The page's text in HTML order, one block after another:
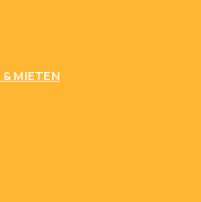
& MIETEN